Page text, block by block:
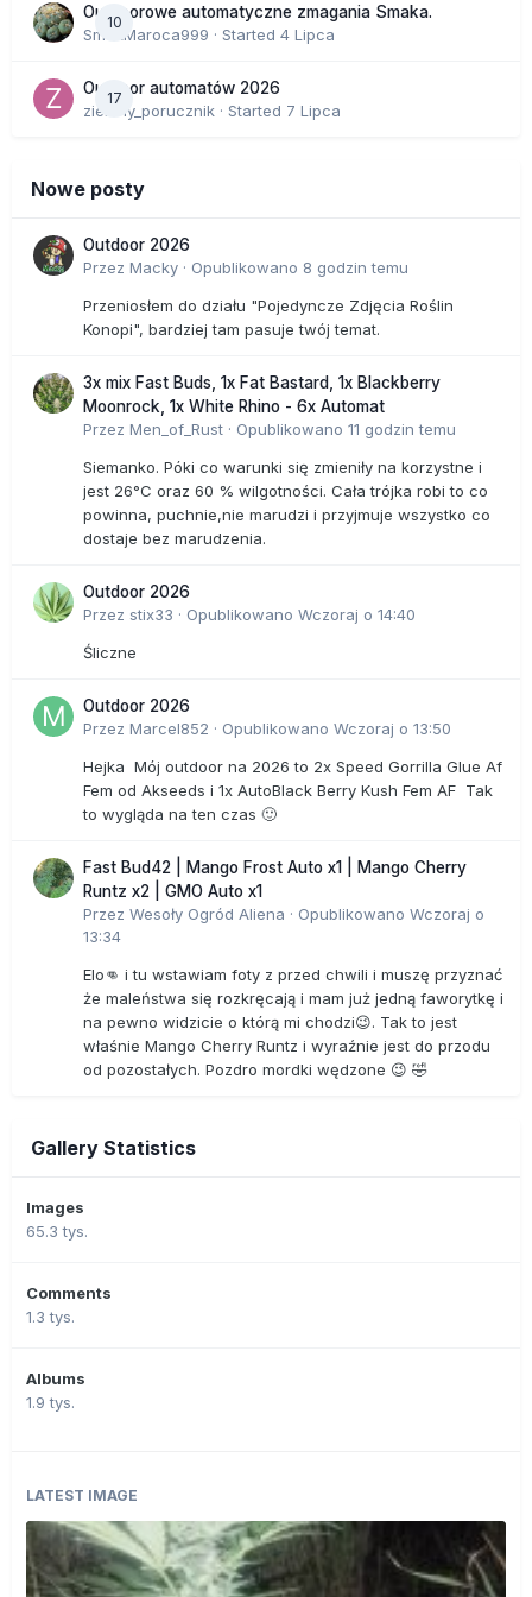
10
Outdoorowe automatyczne zmagania Smaka.
SmakMaroca999 · Started 4 Lipca
17
Outdoor automatów 2026
zielony_porucznik · Started 7 Lipca
Nowe posty
Outdoor 2026
Przez Macky · Opublikowano 8 godzin temu
Przeniosłem do działu "Pojedyncze Zdjęcia Roślin
Konopi", bardziej tam pasuje twój temat.
3x mix Fast Buds, 1x Fat Bastard, 1x Blackberry
Moonrock, 1x White Rhino - 6x Automat
Przez Men_of_Rust · Opublikowano 11 godzin temu
Siemanko. Póki co warunki się zmieniły na korzystne i
jest 26°C oraz 60 % wilgotności. Cała trójka robi to co
powinna, puchnie,nie marudzi i przyjmuje wszystko co
dostaje bez marudzenia.
Outdoor 2026
Przez stix33 · Opublikowano Wczoraj o 14:40
Śliczne
Outdoor 2026
Przez Marcel852 · Opublikowano Wczoraj o 13:50
Hejka Mój outdoor na 2026 to 2x Speed Gorrilla Glue Af
Fem od Akseeds i 1x AutoBlack Berry Kush Fem AF Tak
to wygląda na ten czas 🙂
Fast Bud42 | Mango Frost Auto x1 | Mango Cherry
Runtz x2 | GMO Auto x1
Przez Wesoły Ogród Aliena · Opublikowano Wczoraj o
13:34
Elo👊 i tu wstawiam foty z przed chwili i muszę przyznać
że maleństwa się rozkręcają i mam już jedną faworytkę i
na pewno widzicie o którą mi chodzi😉. Tak to jest
właśnie Mango Cherry Runtz i wyraźnie jest do przodu
od pozostałych. Pozdro mordki wędzone 😉 🤣
Gallery Statistics
Images
65.3 tys.
Comments
1.3 tys.
Albums
1.9 tys.
LATEST IMAGE